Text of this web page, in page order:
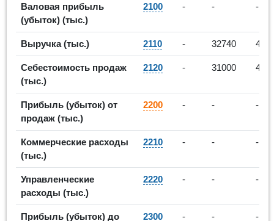
Валовая прибыль
(убыток) (тыс.)
2100 - - -
Выручка (тыс.) 2110 - 32740
Себестоимость продаж
(тыс.)
2120 - 31000
Прибыль (убыток) от
продаж (тыс.)
2200 - - -
Коммерческие расходы
(тыс.)
2210 - - -
Управленческие
расходы (тыс.)
2220 - - -
Прибыль (убыток) до
2300 - - -